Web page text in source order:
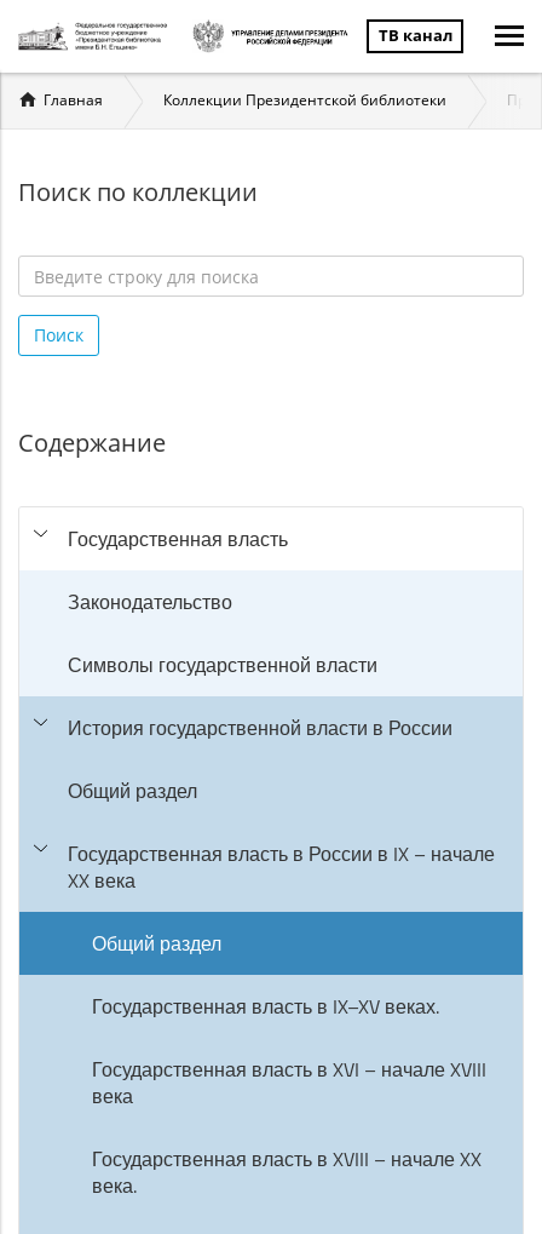
ТВ канал
Вы
здесь
Главная Коллекции Президентской библиотеки
Поиск по коллекции
строку
для
Поиск
Содержание
Государственная власть
Законодательство
Символы государственной власти
История государственной власти в России
Общий раздел
Государственная власть в России в IX – начале
XX века
Общий раздел
Государственная власть в IX–XV веках.
Государственная власть в XVI – начале XVIII
века
Государственная власть в XVIII – начале XX
века.